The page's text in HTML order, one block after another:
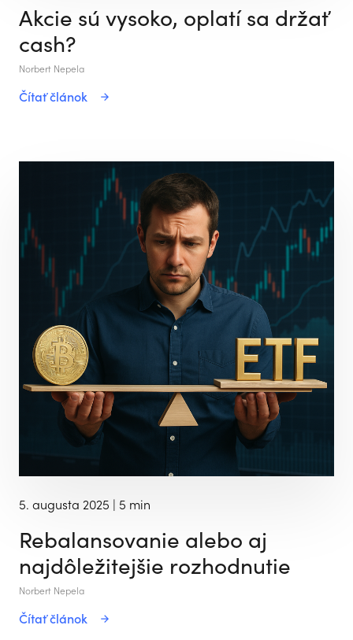
Akcie sú vysoko, oplatí sa držať
cash?
Norbert Nepela
Čítať článok
5. augusta 2025 | 5 min
Rebalansovanie alebo aj
najdôležitejšie rozhodnutie
Norbert Nepela
Čítať článok